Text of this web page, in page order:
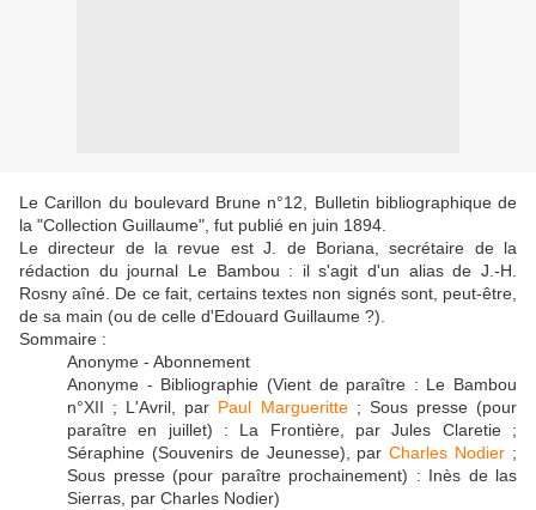
Le Carillon du boulevard Brune n°12, Bulletin bibliographique de
la "Collection Guillaume", fut publié en juin 1894.
Le directeur de la revue est J. de Boriana, secrétaire de la
rédaction du journal Le Bambou : il s'agit d'un alias de J.-H.
Rosny aîné. De ce fait, certains textes non signés sont, peut-être,
de sa main (ou de celle d'Edouard Guillaume ?).
Sommaire :
Anonyme - Abonnement
Anonyme - Bibliographie (Vient de paraître : Le Bambou
n°XII ; L'Avril, par Paul Margueritte; Sous presse (pour
paraître en juillet) : La Frontière, par Jules Claretie ;
Séraphine (Souvenirs de Jeunesse), parCharles Nodier ;
Sous presse (pour paraître prochainement) : Inès de las
Sierras, par Charles Nodier)